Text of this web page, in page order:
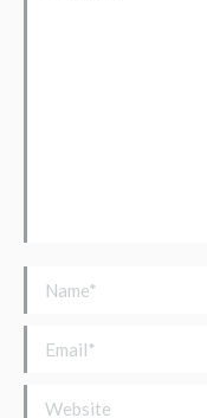
Name *
Email *
Website